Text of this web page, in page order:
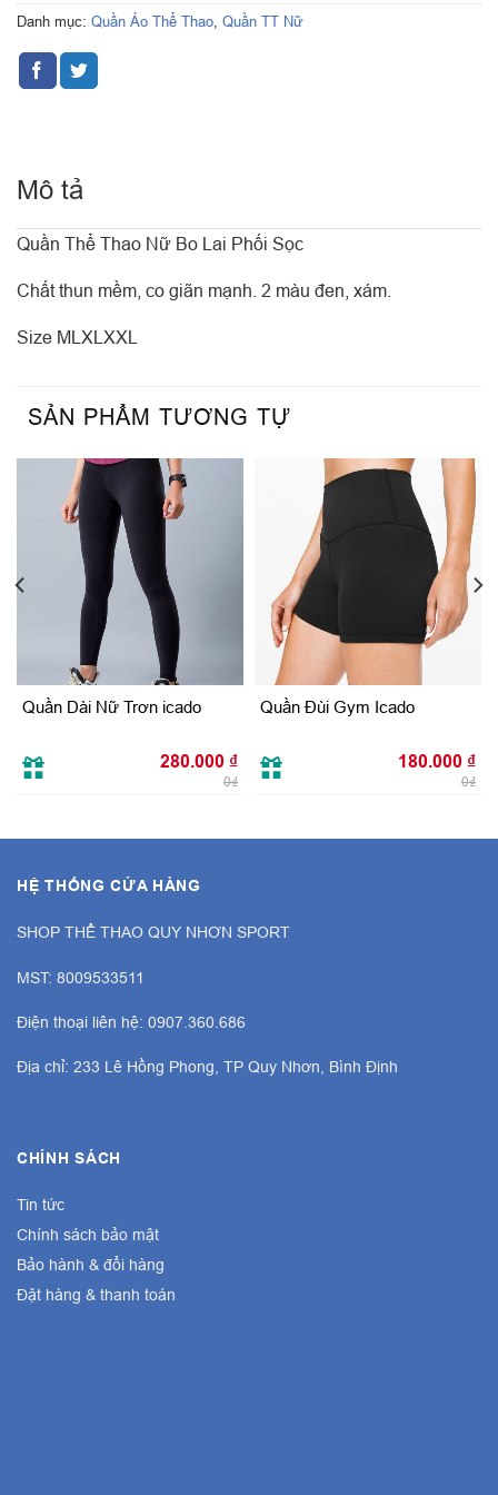
Danh mục: Quần Áo Thể Thao, Quần TT Nữ
Mô tả
Quần Thể Thao Nữ Bo Lai Phối Sọc
Chất thun mềm, co giãn mạnh. 2 màu đen, xám.
Size MLXLXXL
SẢN PHẨM TƯƠNG TỰ
Quần Dài Nữ Trơn icado
280.000 ₫
0₫
Quần Đùi Gym Icado
180.000 ₫
0₫
hiện
HỆ THỐNG CỬA HÀNG
SHOP THỂ THAO QUY NHƠN SPORT
MST: 8009533511
Điện thoại liên hệ: 0907.360.686
Địa chỉ: 233 Lê Hồng Phong, TP Quy Nhơn, Bình Định
CHÍNH SÁCH
Tin tức
Chính sách bảo mật
Bảo hành & đổi hàng
Đặt hàng & thanh toán